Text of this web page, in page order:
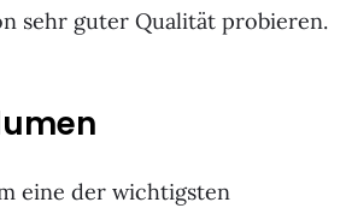
sehr guter Qualität probieren.
eine der wichtigsten